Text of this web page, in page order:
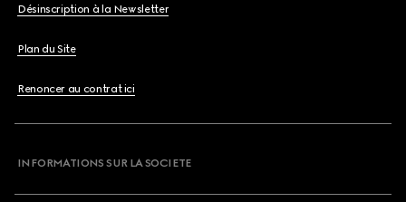
Désinscription à la Newsletter
Plan du Site
Renoncer au contrat ici
INFORMATIONS SUR LA SOCIETE